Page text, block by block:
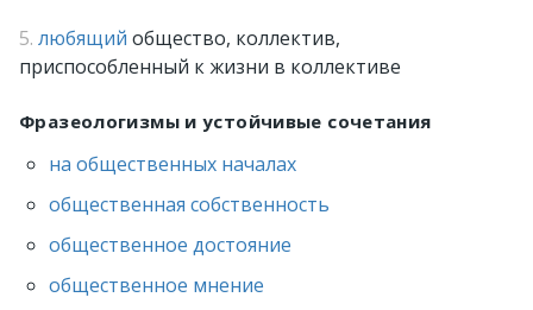
5. любящий общество, коллектив,
приспособленный к жизни в коллективе
Фразеологизмы и устойчивые сочетания
на общественных началах
общественная собственность
общественное достояние
общественное мнение